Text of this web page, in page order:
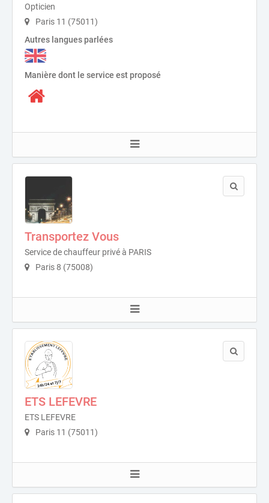
Opticien
Paris 11 (75011)
Autres langues parlées
Manière dont le service est proposé
Transportez Vous
Service de chauffeur privé à PARIS
Paris 8 (75008)
ETS LEFEVRE
ETS LEFEVRE
Paris 11 (75011)